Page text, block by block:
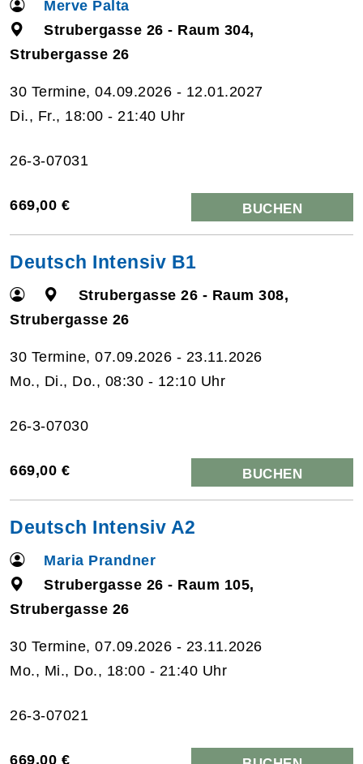
Merve Palta
Strubergasse 26 - Raum 304,
Strubergasse 26
30 Termine, 04.09.2026 - 12.01.2027
Di., Fr., 18:00 - 21:40 Uhr
26-3-07031
669,00 € BUCHEN
Deutsch Intensiv B1
Strubergasse 26 - Raum 308,
Strubergasse 26
30 Termine, 07.09.2026 - 23.11.2026
Mo., Di., Do., 08:30 - 12:10 Uhr
26-3-07030
669,00 € BUCHEN
Deutsch Intensiv A2
Maria Prandner
Strubergasse 26 - Raum 105,
Strubergasse 26
30 Termine, 07.09.2026 - 23.11.2026
Mo., Mi., Do., 18:00 - 21:40 Uhr
26-3-07021
669,00 €